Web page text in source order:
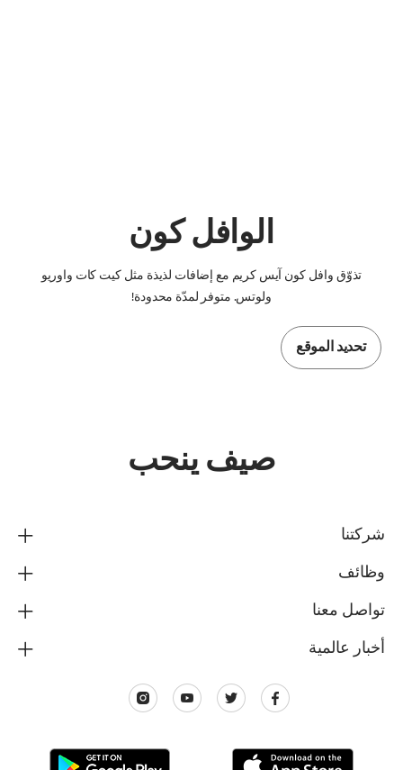
الوافل كون
تذوّق وافل كون آيس كريم مع إضافات لذيذة مثل كيت كات واوريو
ولوتس. متوفر لمدّة محدودة!
تحديد الموقع
صيف ينحب
شركتنا
وظائف
تواصل معنا
أخبار عالمية